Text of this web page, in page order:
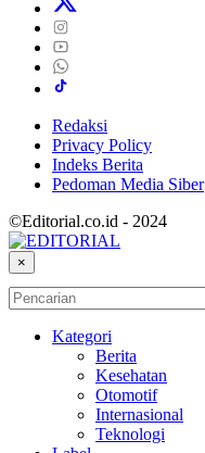
Redaksi
Privacy Policy
Indeks Berita
Pedoman Media Siber
©Editorial.co.id - 2024
×
Kategori
Berita
Kesehatan
Otomotif
Internasional
Teknologi